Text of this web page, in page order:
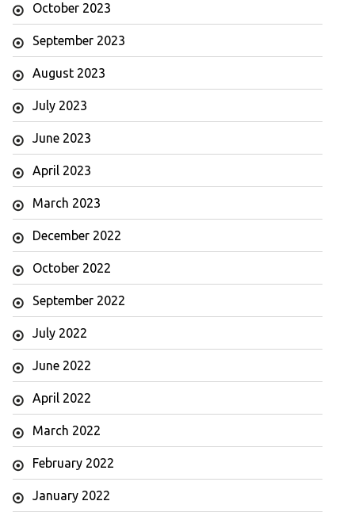
October 2023
September 2023
August 2023
July 2023
June 2023
April 2023
March 2023
December 2022
October 2022
September 2022
July 2022
June 2022
April 2022
March 2022
February 2022
January 2022